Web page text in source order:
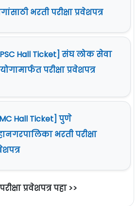
भरती परीक्षा प्रवेशपत्र
Hall Ticket] संघ लोक सेवा
परीक्षा प्रवेशपत्र
Hall Ticket] पुणे
भरती परीक्षा
प्रवेशपत्र पहा >>